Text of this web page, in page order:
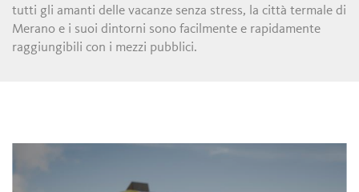
tutti gli amanti delle vacanze senza stress, la città termale di
Merano e i suoi dintorni sono facilmente e rapidamente
raggiungibili con i mezzi pubblici.